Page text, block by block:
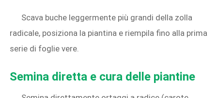
Scava buche leggermente più grandi della zolla
radicale, posiziona la piantina e riempila fino alla prima
serie di foglie vere.
Semina diretta e cura delle piantine